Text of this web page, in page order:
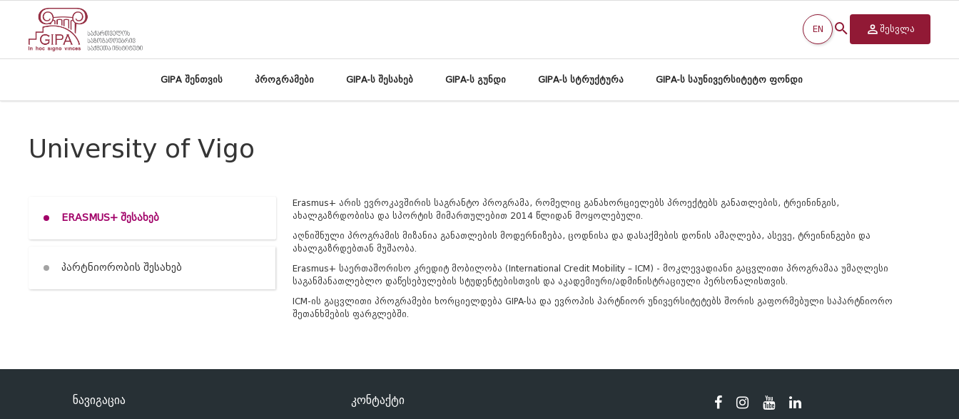
EN შესვლა
GIPA შენთვის პროგრამები GIPA-ს შესახებ GIPA-ს გუნდი GIPA-ს სტრუქტურა GIPA-ს საუნივერსიტეტო ფონდი
University of Vigo
ERASMUS+ შესახებ
პარტნიორობის შესახებ
Erasmus+ არის ევროკავშირის საგრანტო პროგრამა, რომელიც განახორციელებს პროექტებს განათლების, ტრეინინგის,
ახალგაზრდობისა და სპორტის მიმართულებით 2014 წლიდან მოყოლებული.
აღნიშნული პროგრამის მიზანია განათლების მოდერნიზება, ცოდნისა და დასაქმების დონის ამაღლება, ასევე, ტრეინინგები და
ახალგაზრდებთან მუშაობა.
Erasmus+ საერთაშორისო კრედიტ მობილობა (International Credit Mobility – ICM) - მოკლევადიანი გაცვლითი პროგრამაა უმაღლესი
საგანმანათლებლო დაწესებულების სტუდენტებისთვის და აკადემიური/ადმინისტრაციული პერსონალისთვის.
ICM-ის გაცვლითი პროგრამები ხორციელდება GIPA-სა და ევროპის პარტნიორ უნივერსიტეტებს შორის გაფორმებული საპარტნიორო
შეთანხმების ფარგლებში.
ნავიგაცია კონტაქტი